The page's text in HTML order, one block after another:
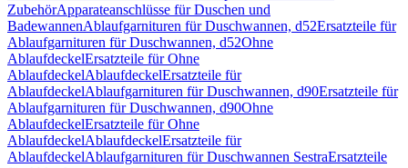
ZubehörApparateanschlüsse für Duschen und
BadewannenAblaufgarnituren für Duschwannen, d52Ersatzteile für
Ablaufgarnituren für Duschwannen, d52Ohne
AblaufdeckelErsatzteile für Ohne
AblaufdeckelAblaufdeckelErsatzteile für
AblaufdeckelAblaufgarnituren für Duschwannen, d90Ersatzteile für
Ablaufgarnituren für Duschwannen, d90Ohne
AblaufdeckelErsatzteile für Ohne
AblaufdeckelAblaufdeckelErsatzteile für
AblaufdeckelAblaufgarnituren für Duschwannen SestraErsatzteile